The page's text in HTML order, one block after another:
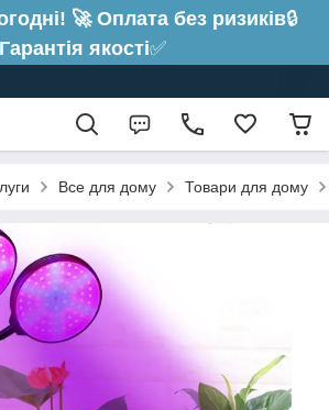
🚀 Оплата без ризиків🔒
Гарантія якості✅
Все для дому Товари для дому